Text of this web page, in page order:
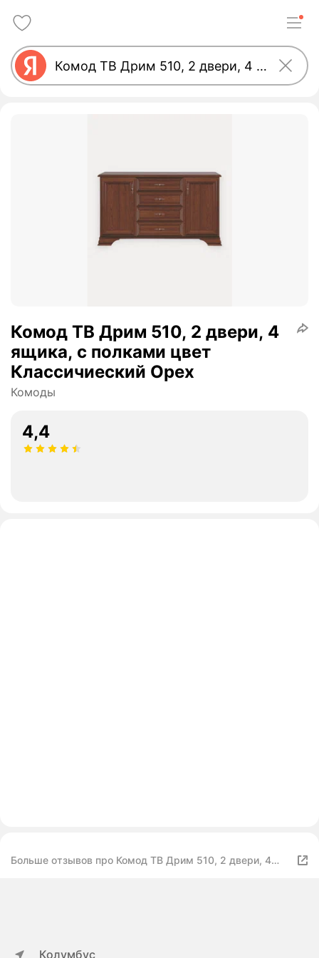
Комод ТВ Дрим 510, 2 двери, 4
ящика, с полками цвет
Классичиеский Орех
Комоды
4,4
Больше отзывов про Комод ТВ Дрим 510, 2 двери, 4
Колумбус